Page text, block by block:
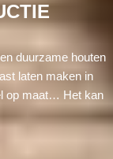
duurzame houten
laten maken in
op maat… Het kan